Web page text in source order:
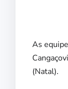
As
(Natal).